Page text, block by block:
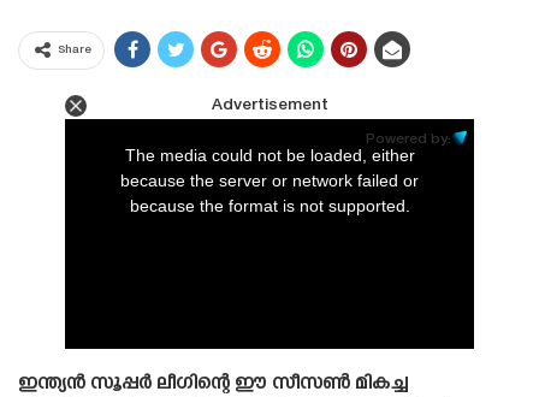
Share
Advertisement
Powered by:
The media could not be loaded, either
because the server or network failed or
because the format is not supported.
ഇന്ത്യൻ സൂപ്പർ ലീഗിന്റെ ഈ സീസൺ മികച്ച